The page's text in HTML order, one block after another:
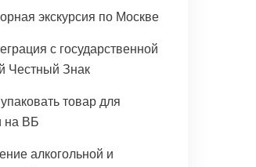
экскурсия по Москве
с государственной
Честный Знак
упаковать товар для
на ВБ
алкогольной и